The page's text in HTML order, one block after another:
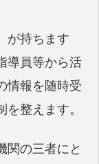
が持ちます
導員等から活
情報を随時受
整えます。
関の三者にと